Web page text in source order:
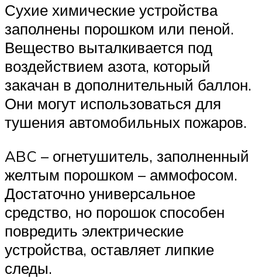
Сухие химические устройства
заполнены порошком или пеной.
Вещество выталкивается под
воздействием азота, который
закачан в дополнительный баллон.
Они могут использоваться для
тушения автомобильных пожаров.
ABC – огнетушитель, заполненный
желтым порошком – аммофосом.
Достаточно универсальное
средство, но порошок способен
повредить электрические
устройства, оставляет липкие
следы.